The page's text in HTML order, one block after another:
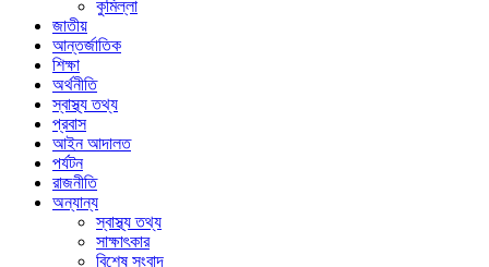
কুমিল্লা
জাতীয়
আন্তর্জাতিক
শিক্ষা
অর্থনীতি
স্বাস্থ্য তথ্য
প্রবাস
আইন আদালত
পর্যটন
রাজনীতি
অন্যান্য
স্বাস্থ্য তথ্য
সাক্ষাৎকার
বিশেষ সংবাদ